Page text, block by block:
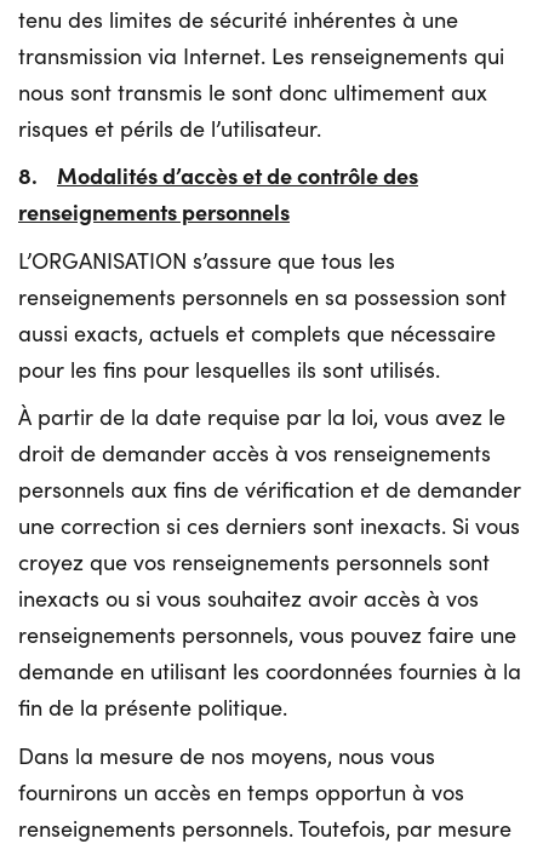
tenu des limites de sécurité inhérentes à une
transmission via Internet. Les renseignements qui
nous sont transmis le sont donc ultimement aux
risques et périls de l’utilisateur.
8. Modalités d’accès et de contrôle des
renseignements personnels
L’ORGANISATION s’assure que tous les
renseignements personnels en sa possession sont
aussi exacts, actuels et complets que nécessaire
pour les fins pour lesquelles ils sont utilisés.
À partir de la date requise par la loi, vous avez le
droit de demander accès à vos renseignements
personnels aux fins de vérification et de demander
une correction si ces derniers sont inexacts. Si vous
croyez que vos renseignements personnels sont
inexacts ou si vous souhaitez avoir accès à vos
renseignements personnels, vous pouvez faire une
demande en utilisant les coordonnées fournies à la
fin de la présente politique.
Dans la mesure de nos moyens, nous vous
fournirons un accès en temps opportun à vos
renseignements personnels. Toutefois, par mesure